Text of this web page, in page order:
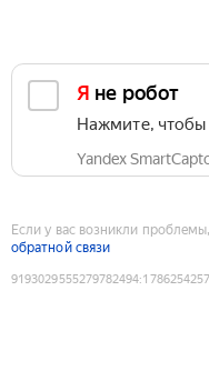
Я не робот
Нажмите,
Yandex
Если у вас возникли
обратной связи
9193029555279782494:1786254257